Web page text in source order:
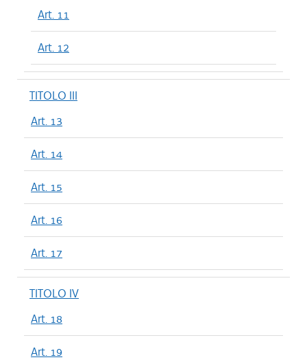
Art. 11
Art. 12
TITOLO III
Art. 13
Art. 14
Art. 15
Art. 16
Art. 17
TITOLO IV
Art. 18
Art. 19